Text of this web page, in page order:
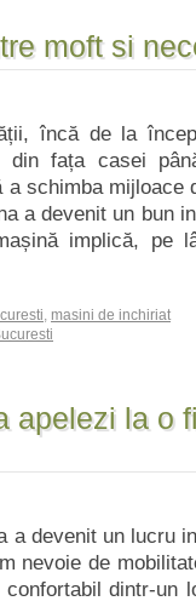
moft si
încă de la
din fața casei
schimba mijloace
a devenit un bun
implică, pe
, masini de inchiriat
apelezi la o
a devenit un lucru
nevoie de
dintr-un